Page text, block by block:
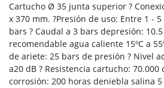
Cartucho Ø 35 junta superior ?
x 370 mm. ?Presión de uso: Entre 1 -
bars ? Caudal a 3 bars depresión:
recomendable agua caliente 15ºC a
de ariete: 25 bars de presión ? Nivel
a20 dB ? Resistencia cartucho: 70.000
corrosión: 200 horas deniebla salina